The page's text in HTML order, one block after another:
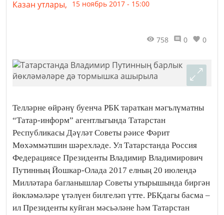
Казан утлары, 15 ноябрь 2017 - 15:00
758 0 0
Телләрне өйрәнү буенча РБК тараткан мәгълүматны
“Татар-информ” агентлыгында Татарстан
Республикасы Дәүләт Советы рәисе Фәрит
Мөхәммәтшин шәрехләде. Ул Татарстанда Россия
Федерациясе Президенты Владимир Владимирович
Путинның Йошкар-Олада 2017 елның 20 июлендә
Милләтара багланышлар Советы утырышында биргән
йөкләмәләре үтәлүен билгеләп үтте. РБКдагы басма –
ил Президенты куйган мәсьәләне һәм Татарстан